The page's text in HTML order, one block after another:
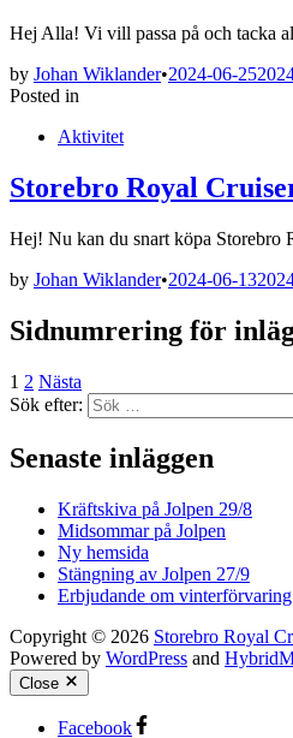
Hej Alla! Vi vill passa på och tacka
by Johan Wiklander•2024-06-25
Posted in
Aktivitet
Storebro Royal
Hej! Nu kan du snart köpa Storebro
by Johan Wiklander•2024-06-13
Sidnumrering för
1 2 Nästa
Sök efter:
Senaste inläggen
Kräftskiva på Jolpen 29/8
Midsommar på Jolpen
Ny hemsida
Stängning av Jolpen 27/9
Erbjudande om
Copyright © 2026 Storebro Royal
Powered by WordPress and
Close
Facebook